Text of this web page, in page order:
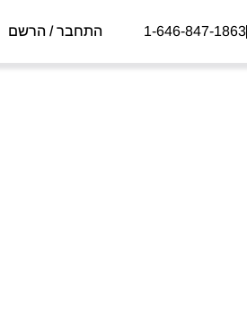
1-646-847-1863 התחבר / הרשם